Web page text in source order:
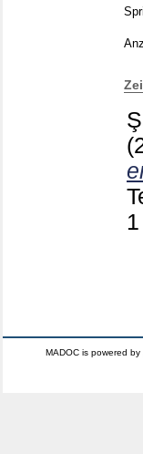
1
MADOC is powered by